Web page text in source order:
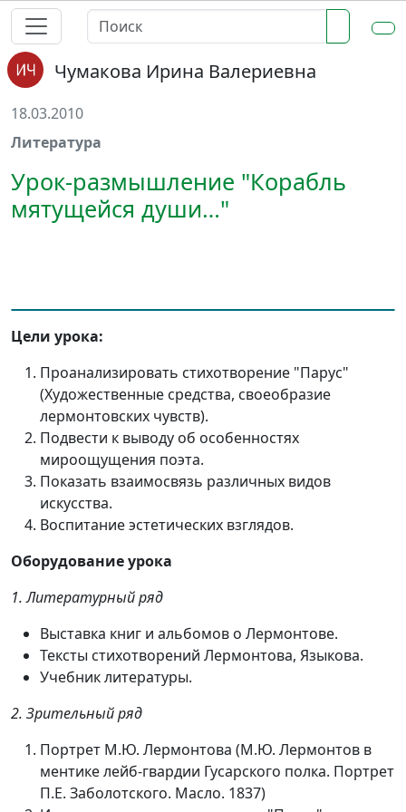
Чумакова Ирина Валериевна
18.03.2010
Литература
Урок-размышление "Корабль
мятущейся души…"
Цели урока:
Проанализировать стихотворение "Парус"
(Художественные средства, своеобразие
лермонтовских чувств).
Подвести к выводу об особенностях
мироощущения поэта.
Показать взаимосвязь различных видов
искусства.
Воспитание эстетических взглядов.
Оборудование урока
1. Литературный ряд
Выставка книг и альбомов о Лермонтове.
Тексты стихотворений Лермонтова, Языкова.
Учебник литературы.
2. Зрительный ряд
Портрет М.Ю. Лермонтова (М.Ю. Лермонтов в
ментике лейб-гвардии Гусарского полка. Портрет
П.Е. Заболотского. Масло. 1837)